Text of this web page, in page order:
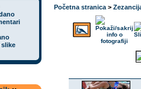
slike
Početna stranica >